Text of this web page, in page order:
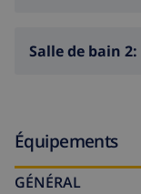
Salle de bain 2:
Équipements
GÉNÉRAL